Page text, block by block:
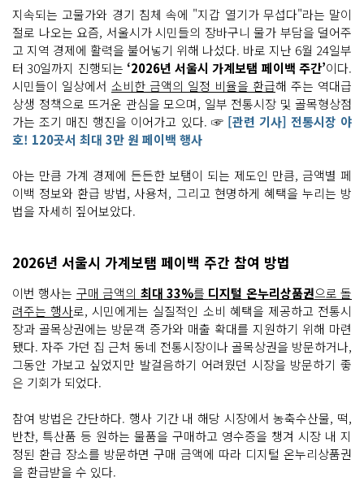
하
기
하
기
지속되는 고물가와 경기 침체 속에 "지갑 열기가 무섭다"라는 말이
절로 나오는 요즘, 서울시가 시민들의 장바구니 물가 부담을 덜어주
고 지역 경제에 활력을 불어넣기 위해 나섰다. 바로 지난 6월 24일부
터 30일까지 진행되는 ‘2026년 서울시 가계보탬 페이백 주간’이다.
시민들이 일상에서 소비한 금액의 일정 비율을 환급해 주는 역대급
상생 정책으로 뜨거운 관심을 모으며, 일부 전통시장 및 골목형상점
가는 조기 매진 행진을 이어가고 있다. ☞[관련 기사] 전통시장 야
호! 120곳서 최대 3만 원 페이백 행사
아는 만큼 가계 경제에 든든한 보탬이 되는 제도인 만큼, 금액별 페
이백 정보와 환급 방법, 사용처, 그리고 현명하게 혜택을 누리는 방
법을 자세히 짚어보았다.
2026년 서울시 가계보탬 페이백 주간 참여 방법
이번 행사는 구매 금액의 최대 33%를 디지털 온누리상품권으로 돌
려주는 행사로, 시민에게는 실질적인 소비 혜택을 제공하고 전통시
장과 골목상권에는 방문객 증가와 매출 확대를 지원하기 위해 마련
됐다. 자주 가던 집 근처 동네 전통시장이나 골목상권을 방문하거나,
그동안 가보고 싶었지만 발걸음하기 어려웠던 시장을 방문하기 좋
은 기회가 되었다.
참여 방법은 간단하다. 행사 기간 내 해당 시장에서 농축수산물, 떡,
반찬, 특산품 등 원하는 물품을 구매하고 영수증을 챙겨 시장 내 지
정된 환급 장소를 방문하면 구매 금액에 따라 디지털 온누리상품권
을 환급받을 수 있다.